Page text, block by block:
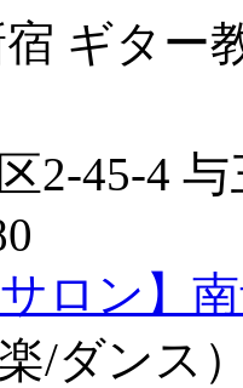
ギター
2-45-4
サロン】
/ダンス